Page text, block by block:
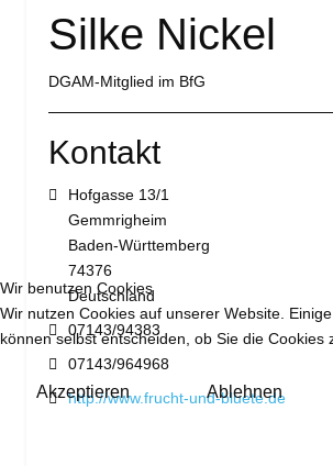
Silke Nickel
DGAM-Mitglied im BfG
Kontakt
Adresse:
Hofgasse 13/1
Gemmrigheim
Baden-Württemberg
74376
Deutschland
Telefon:
07143/94383
Fax:
07143/964968
Website:
http://www.frucht-und-bluete.de
Wir benutzen Cookies
Wir nutzen Cookies auf unserer Website.
können selbst entscheiden, ob Sie die
Akzeptieren Ablehnen